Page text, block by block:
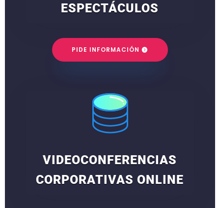
ESPECTÁCULOS
PIDE INFORMACIÓN
VIDEOCONFERENCIAS
CORPORATIVAS ONLINE